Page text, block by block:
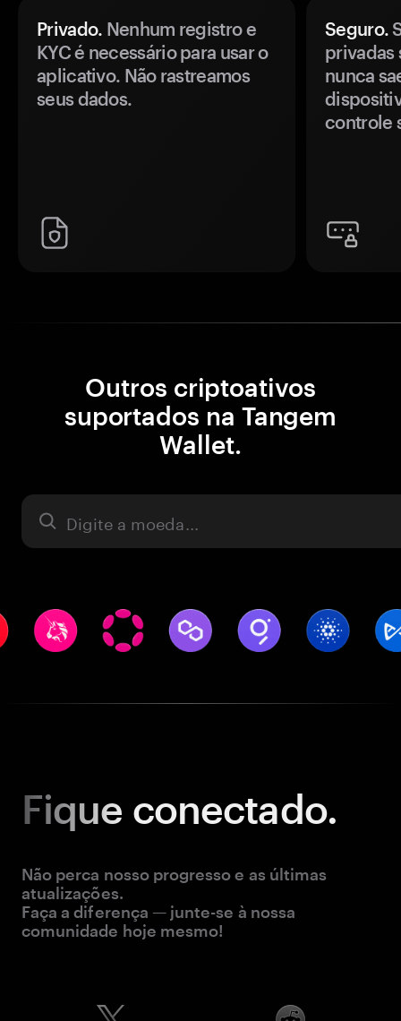
Privado. Nenhum registro e
KYC é necessário para usar o
aplicativo. Não rastreamos
seus dados.
Seguro.
privadas
nunca
controle
Outros criptoativos
suportados na Tangem
Wallet.
Ativo
Fique conectado.
Não perca nosso progresso e as últimas
atualizações.
Faça a diferença — junte-se à nossa
comunidade hoje mesmo!